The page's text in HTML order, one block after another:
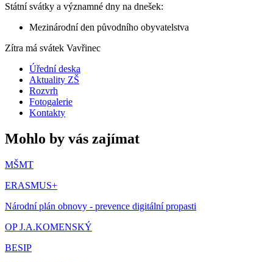
Státní svátky a významné dny na dnešek:
Mezinárodní den původního obyvatelstva
Zítra má svátek Vavřinec
Úřední deska
Aktuality ZŠ
Rozvrh
Fotogalerie
Kontakty
Mohlo by vás zajímat
MŠMT
ERASMUS+
Národní plán obnovy - prevence digitální propasti
OP J.A.KOMENSKÝ
BESIP